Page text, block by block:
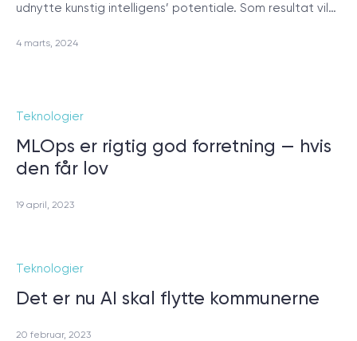
Teknologier
MLOps er rigtig god forretning — hvis
den får lov
19 april, 2023
Teknologier
Det er nu AI skal flytte kommunerne
20 februar, 2023
udnytte kunstig intelligens’ potentiale. Som resultat vil…
4 marts, 2024